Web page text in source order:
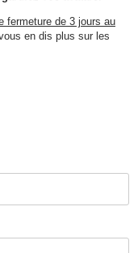
fermeture de 3 jours au
en dis plus sur les